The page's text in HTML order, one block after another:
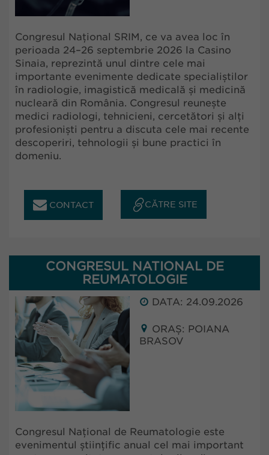
Congresul Național SRIM, ce va avea loc în
perioada 24–26 septembrie 2026 la Casino
Sinaia, reprezintă unul dintre cele mai
importante evenimente dedicate specialiștilor
în radiologie, imagistică medicală și medicină
nucleară din România. Congresul reunește
medici radiologi, tehnicieni, cercetători și alți
profesioniști pentru a discuta cele mai recente
descoperiri, tehnologii și bune practici în
domeniu.
CONTACT CĂTRE SITE
CONGRESUL NATIONAL DE
REUMATOLOGIE
DATA: 24.09.2026
ORAȘ: POIANA
BRASOV
Congresul Național de Reumatologie este
evenimentul științific anual cel mai important